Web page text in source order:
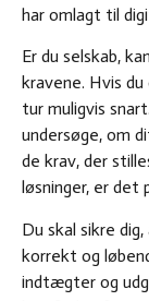
har omlagt til
Er du selskab,
kravene. Hvis
tur muligvis
undersøge, om
de krav, der
løsninger, er det
Du skal sikre
korrekt og
indtægter og